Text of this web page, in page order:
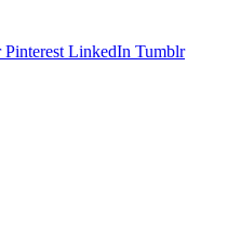
Pinterest LinkedIn Tumblr